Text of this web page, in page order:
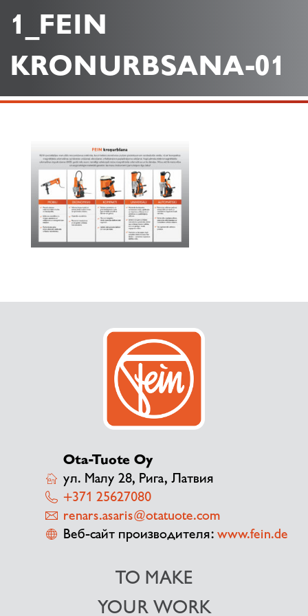
1_FEIN
KRONURBSANA-01
Ota-Tuote Oy
ул. Малу 28, Рига, Латвия
+371 25627080
renars.asaris@otatuote.com
Веб-сайт производителя: www.fein.de
TO MAKE
YOUR WORK